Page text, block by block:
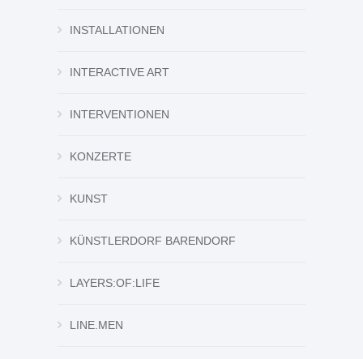
INSTALLATIONEN
INTERACTIVE ART
INTERVENTIONEN
KONZERTE
KUNST
KÜNSTLERDORF BARENDORF
LAYERS:OF:LIFE
LINE.MEN